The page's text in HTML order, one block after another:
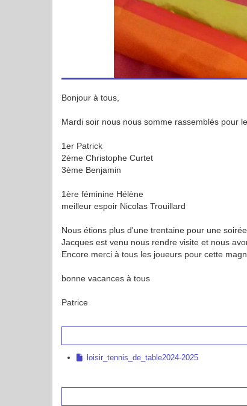
‌Bonjour à tous,
Mardi soir nous nous somme rassemblés pour
1er Patrick
2ème Christophe Curtet
3ème Benjamin
1ère féminine Hélène
meilleur espoir Nicolas Trouillard
Nous étions plus d'une trentaine pour une
Jacques est venu nous rendre visite et nous
Encore merci à tous les joueurs pour cette
bonne vacances à tous
Patrice
loisir_tennis_de_table2024-2025